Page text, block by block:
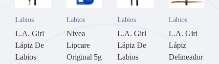
Labios
L.A. Girl
Lápiz De
Labios
Labios
Nivea
Lipcare
Original 5g
Labios
L.A. Girl
Lápiz De
Labios
Labios
L.A. Girl
Lápiz
Delineador